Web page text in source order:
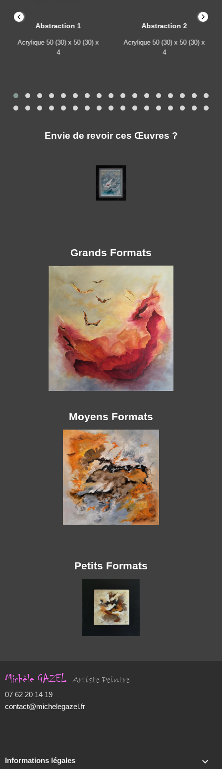
Abstraction 1
Acrylique50 (30) x 50 (30) x
4
Abstraction 2
Acrylique50 (30) x 50 (30) x
4
Envie de revoir ces Œuvres ?
Grands Formats
Moyens Formats
Petits Formats
Michèle GAZEL Artiste Peintre
07 62 20 14 19
contact@michelegazel.fr
Informations légales 